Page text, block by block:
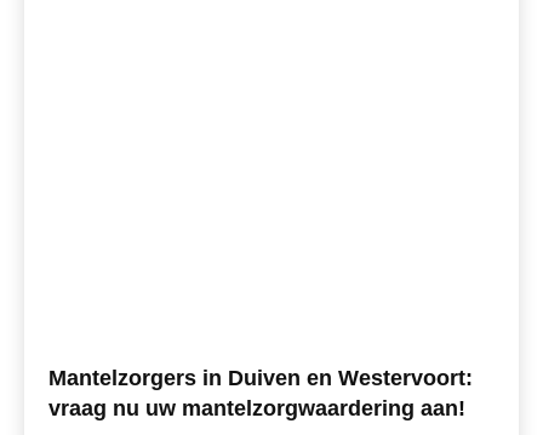
Mantelzorgers in Duiven en Westervoort:
vraag nu uw mantelzorgwaardering aan!